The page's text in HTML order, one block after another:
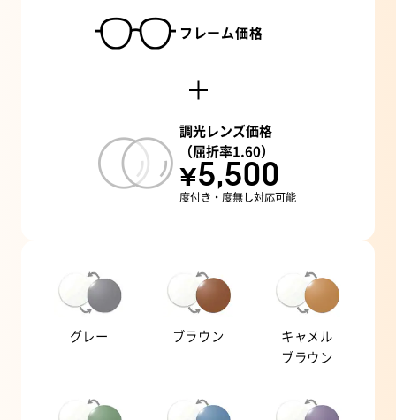
フレーム価格
調光レンズ価格
（屈折率1.60）
¥5,500
度付き・度無し対応可能
グレー ブラウン
キャメル
ブラウン